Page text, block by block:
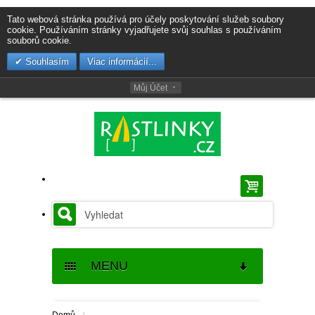
Tato webová stránka používá pro účely poskytování služeb soubory
cookie. Používáním stránky vyjadřujete svůj souhlas s používáním
souborů cookie.
Souhlasím
Viac informácií...
Můj Účet
MENU